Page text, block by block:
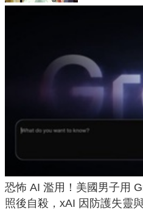
恐怖 AI 濫用！美國男子用
照後自殺，xAI 因防護失靈